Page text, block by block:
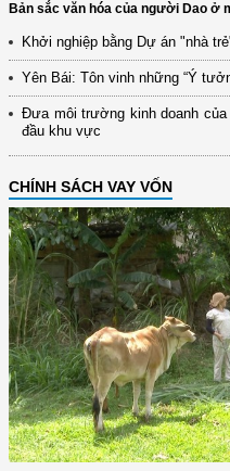
Bản sắc văn hóa của người Dao ở
Khởi nghiệp bằng Dự án "nhà
Yên Bái: Tôn vinh những “Ý
Đưa môi trường kinh doanh
đầu khu vực
CHÍNH SÁCH VAY VỐN